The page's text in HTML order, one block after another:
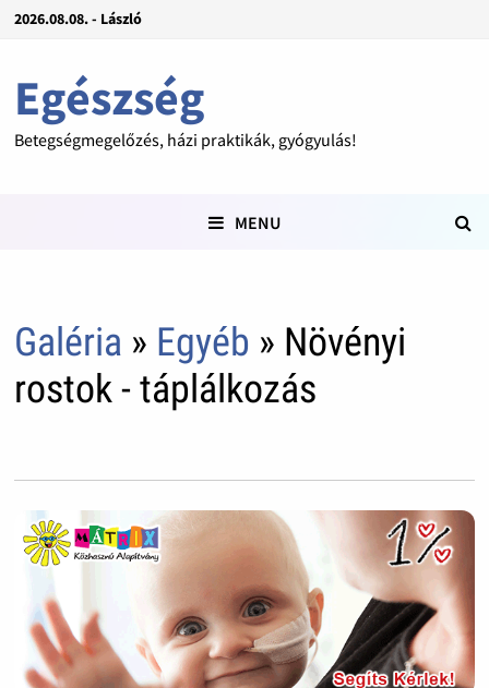
2026.08.08. - László
Egészség
Betegségmegelőzés, házi praktikák, gyógyulás!
MENU
Galéria » Egyéb » Növényi
rostok - táplálkozás